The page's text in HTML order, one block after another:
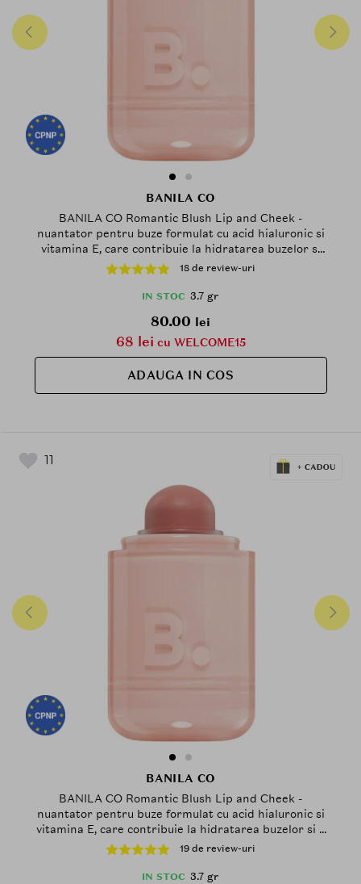
BANILA CO
BANILA CO Romantic Blush Lip and Cheek -
nuantator pentru buze formulat cu acid hialuronic si
vitamina E, care contribuie la hidratarea buzelor si
obrajilor si la metinerea confortului pe parcursul
zilei - 3.7 gr - 13 Cream Coral
18 de review-uri
IN STOC 3.7 gr
80.00 lei
68 lei cu WELCOME15
ADAUGA IN COS
11
BANILA CO
BANILA CO Romantic Blush Lip and Cheek -
nuantator pentru buze formulat cu acid hialuronic si
vitamina E, care contribuie la hidratarea buzelor si a
obrajilor si la metinerea confortului pe parcursul
zilei - 3.7 gr - 11 Ballerina
19 de review-uri
IN STOC 3.7 gr